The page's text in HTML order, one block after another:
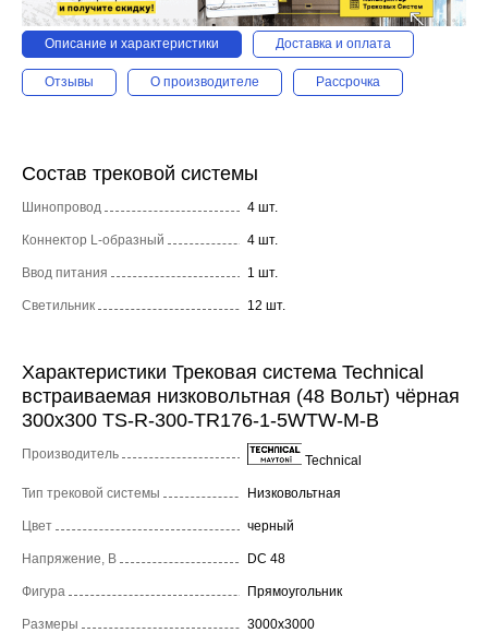
Описание и характеристики Доставка и оплата
Отзывы О производителе Рассрочка
Состав трековой системы
Шинопровод 4 шт.
Коннектор L-образный 4 шт.
Ввод питания 1 шт.
Светильник 12 шт.
Характеристики Трековая система Technical
встраиваемая низковольтная (48 Вольт) чёрная
300x300 TS-R-300-TR176-1-5WTW-M-B
Производитель Technical
Тип трековой системы Низковольтная
Цвет черный
Напряжение, В DC 48
Фигура Прямоугольник
Размеры 3000x3000